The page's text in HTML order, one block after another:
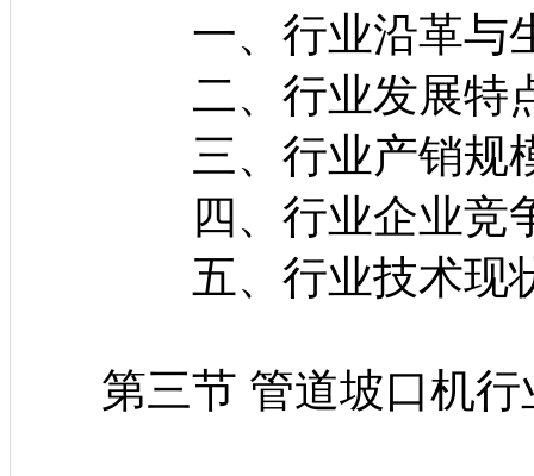
一、行业沿革与生
二、行业发展特
三、行业产销规
四、行业企业竞
五、行业技术现
第三节 管道坡口机行